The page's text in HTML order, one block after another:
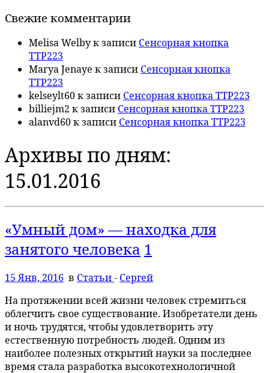
Свежие комментарии
Melisa Welbyк записи Сенсорная кнопка
TTP223
Marya Jenaye к записи Сенсорная кнопка
TTP223
kelseylt60к записи Сенсорная кнопка TTP223
billiejm2 к записи Сенсорная кнопка TTP223
alanvd60к записи Сенсорная кнопка TTP223
Архивы по дням:
15.01.2016
«Умный дом» — находка для
занятого человека 1
15 Янв, 2016 в Статьи- Сергей
На протяжении всей жизни человек стремиться
облегчить свое существование. Изобретатели день
и ночь трудятся, чтобы удовлетворить эту
естественную потребность людей. Одним из
наиболее полезных открытий науки за последнее
время стала разработка высокотехнологичной